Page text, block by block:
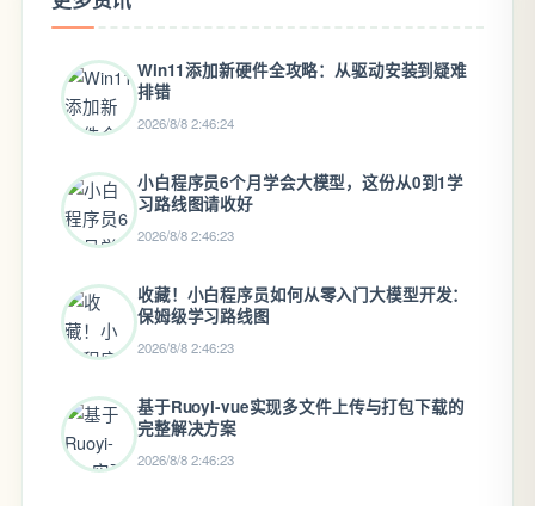
Win11添加新硬件全攻略：从驱动安装到疑难
排错
2026/8/8 2:46:24
小白程序员6个月学会大模型，这份从0到1学
习路线图请收好
2026/8/8 2:46:23
收藏！小白程序员如何从零入门大模型开发：
保姆级学习路线图
2026/8/8 2:46:23
基于Ruoyi-vue实现多文件上传与打包下载的
完整解决方案
2026/8/8 2:46:23